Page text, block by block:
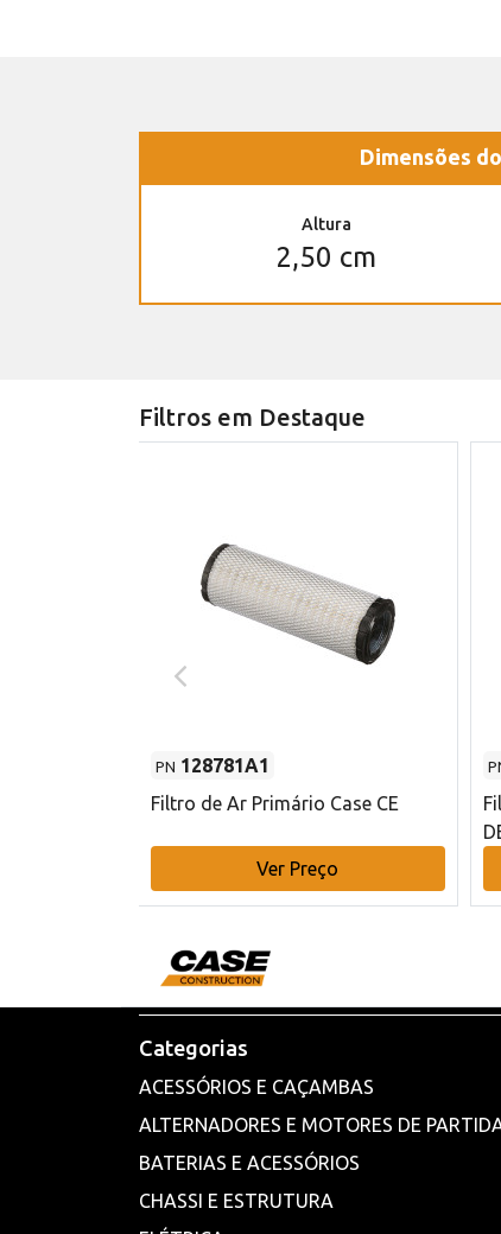
Dimensões
Altura
2,50 cm
Filtros em Destaque
PN 128781A1
Filtro de Ar Primário Case CE
Ver Preço
Categorias
ACESSÓRIOS E CAÇAMBAS
ALTERNADORES E MOTORES DE
BATERIAS E ACESSÓRIOS
CHASSI E ESTRUTURA